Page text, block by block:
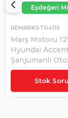
Stok
Marş Motoru
Hyundai Accent
Şanjumanlı
Vites |
REMARKSTR4115
₺5.417,18